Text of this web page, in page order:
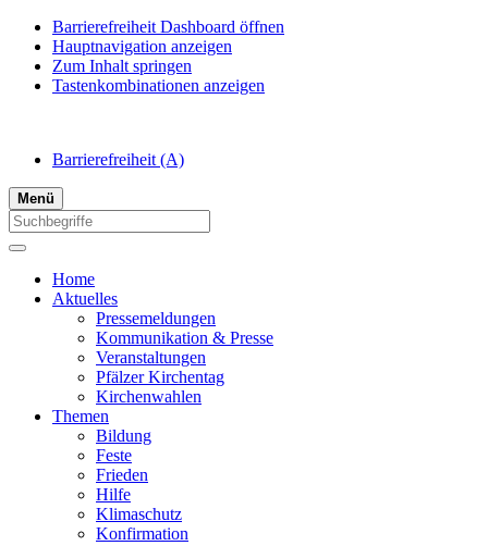
Barrierefreiheit Dashboard öffnen
Hauptnavigation anzeigen
Zum Inhalt springen
Tastenkombinationen anzeigen
Barrierefreiheit (A)
Menü
Home
Aktuelles
Pressemeldungen
Kommunikation & Presse
Veranstaltungen
Pfälzer Kirchentag
Kirchenwahlen
Themen
Bildung
Feste
Frieden
Hilfe
Klimaschutz
Konfirmation